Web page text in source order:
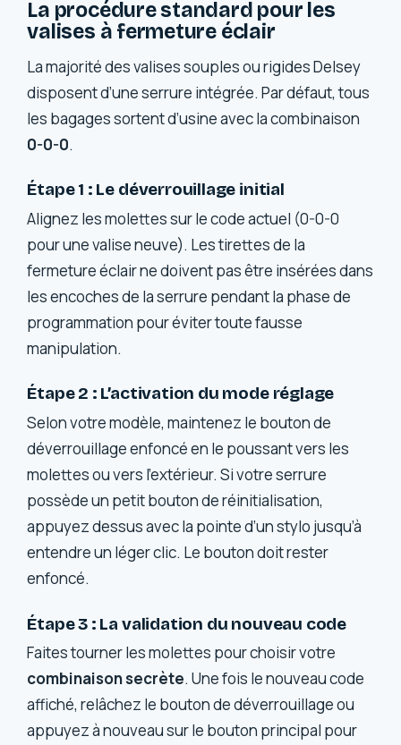
La procédure standard pour les
valises à fermeture éclair
La majorité des valises souples ou rigides Delsey
disposent d’une serrure intégrée. Par défaut, tous
les bagages sortent d’usine avec la combinaison
0-0-0.
Étape 1 : Le déverrouillage initial
Alignez les molettes sur le code actuel (0-0-0
pour une valise neuve). Les tirettes de la
fermeture éclair ne doivent pas être insérées dans
les encoches de la serrure pendant la phase de
programmation pour éviter toute fausse
manipulation.
Étape 2 : L’activation du mode réglage
Selon votre modèle, maintenez le bouton de
déverrouillage enfoncé en le poussant vers les
molettes ou vers l’extérieur. Si votre serrure
possède un petit bouton de réinitialisation,
appuyez dessus avec la pointe d’un stylo jusqu’à
entendre un léger clic. Le bouton doit rester
enfoncé.
Étape 3 : La validation du nouveau code
Faites tourner les molettes pour choisir votre
combinaison secrète. Une fois le nouveau code
affiché, relâchez le bouton de déverrouillage ou
appuyez à nouveau sur le bouton principal pour